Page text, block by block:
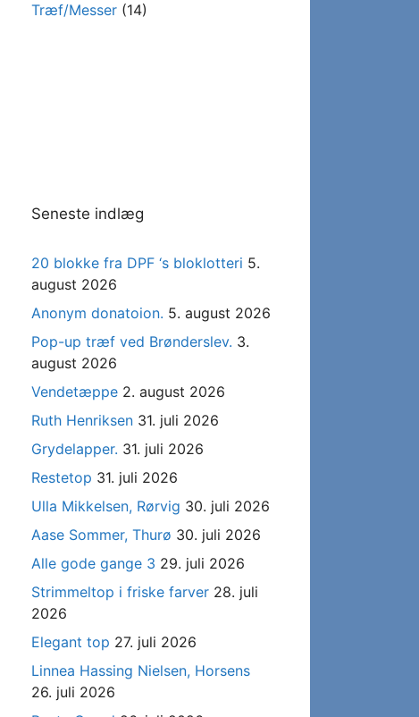
Træf/Messer (14)
Seneste indlæg
20 blokke fra DPF ‘s bloklotteri 5.
august 2026
Anonym donatoion. 5. august 2026
Pop-up træf ved Brønderslev. 3.
august 2026
Vendetæppe 2. august 2026
Ruth Henriksen 31. juli 2026
Grydelapper. 31. juli 2026
Restetop 31. juli 2026
Ulla Mikkelsen, Rørvig 30. juli 2026
Aase Sommer, Thurø 30. juli 2026
Alle gode gange 3 29. juli 2026
Strimmeltop i friske farver 28. juli
2026
Elegant top 27. juli 2026
Linnea Hassing Nielsen, Horsens
26. juli 2026